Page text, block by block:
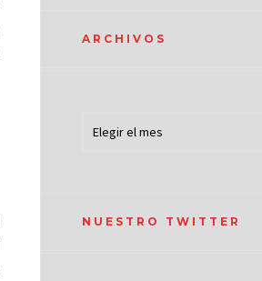
ARCHIVOS
NUESTRO TWITTER